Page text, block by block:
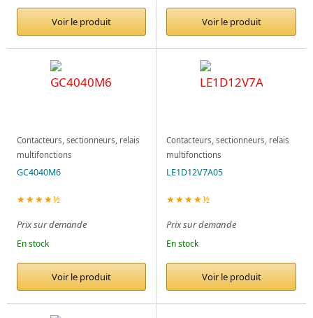
Voir le produit Voir le produit
Contacteurs, sectionneurs, relais
multifonctions
GC4040M6
★★★★½
Prix sur demande
En stock
Voir le produit
Contacteurs, sectionneurs, relais
multifonctions
LE1D12V7A05
★★★★½
Prix sur demande
En stock
Voir le produit